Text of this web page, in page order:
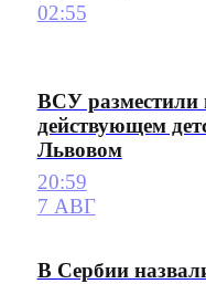
02:55
ВСУ разместили
действующем
Львовом
20:59
7 АВГ
В Сербии